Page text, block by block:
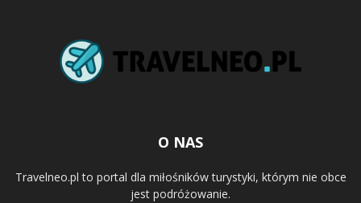
O NAS
Travelneo.pl to portal dla miłośników turystyki, którym nie obce
jest podróżowanie.